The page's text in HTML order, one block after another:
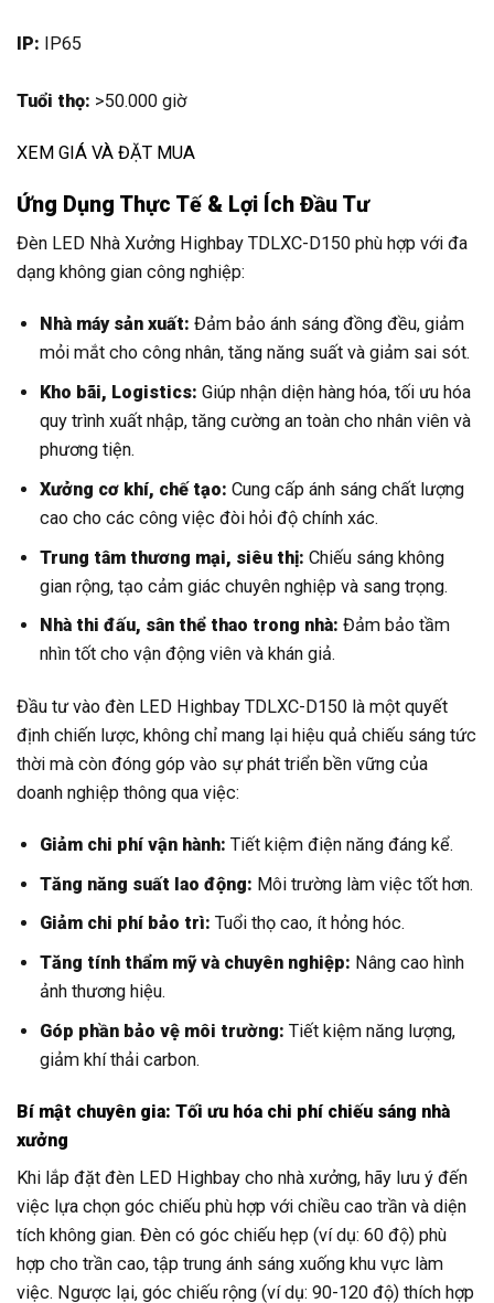
IP: IP65
Tuổi thọ: >50.000 giờ
XEM GIÁ VÀ ĐẶT MUA
Ứng Dụng Thực Tế & Lợi Ích Đầu Tư
Đèn LED Nhà Xưởng Highbay TDLXC-D150 phù hợp với đa
dạng không gian công nghiệp:
Nhà máy sản xuất: Đảm bảo ánh sáng đồng đều, giảm
mỏi mắt cho công nhân, tăng năng suất và giảm sai sót.
Kho bãi, Logistics: Giúp nhận diện hàng hóa, tối ưu hóa
quy trình xuất nhập, tăng cường an toàn cho nhân viên và
phương tiện.
Xưởng cơ khí, chế tạo: Cung cấp ánh sáng chất lượng
cao cho các công việc đòi hỏi độ chính xác.
Trung tâm thương mại, siêu thị: Chiếu sáng không
gian rộng, tạo cảm giác chuyên nghiệp và sang trọng.
Nhà thi đấu, sân thể thao trong nhà: Đảm bảo tầm
nhìn tốt cho vận động viên và khán giả.
Đầu tư vào đèn LED Highbay TDLXC-D150 là một quyết
định chiến lược, không chỉ mang lại hiệu quả chiếu sáng tức
thời mà còn đóng góp vào sự phát triển bền vững của
doanh nghiệp thông qua việc:
Giảm chi phí vận hành: Tiết kiệm điện năng đáng kể.
Tăng năng suất lao động: Môi trường làm việc tốt hơn.
Giảm chi phí bảo trì: Tuổi thọ cao, ít hỏng hóc.
Tăng tính thẩm mỹ và chuyên nghiệp: Nâng cao hình
ảnh thương hiệu.
Góp phần bảo vệ môi trường: Tiết kiệm năng lượng,
giảm khí thải carbon.
Bí mật chuyên gia: Tối ưu hóa chi phí chiếu sáng nhà
xưởng
Khi lắp đặt đèn LED Highbay cho nhà xưởng, hãy lưu ý đến
việc lựa chọn góc chiếu phù hợp với chiều cao trần và diện
tích không gian. Đèn có góc chiếu hẹp (ví dụ: 60 độ) phù
hợp cho trần cao, tập trung ánh sáng xuống khu vực làm
việc. Ngược lại, góc chiếu rộng (ví dụ: 90-120 độ) thích hợp